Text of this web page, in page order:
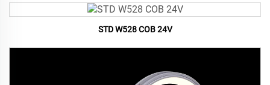
STD W528 COB 24V